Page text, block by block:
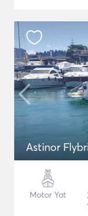
Astinor
Motor Yat